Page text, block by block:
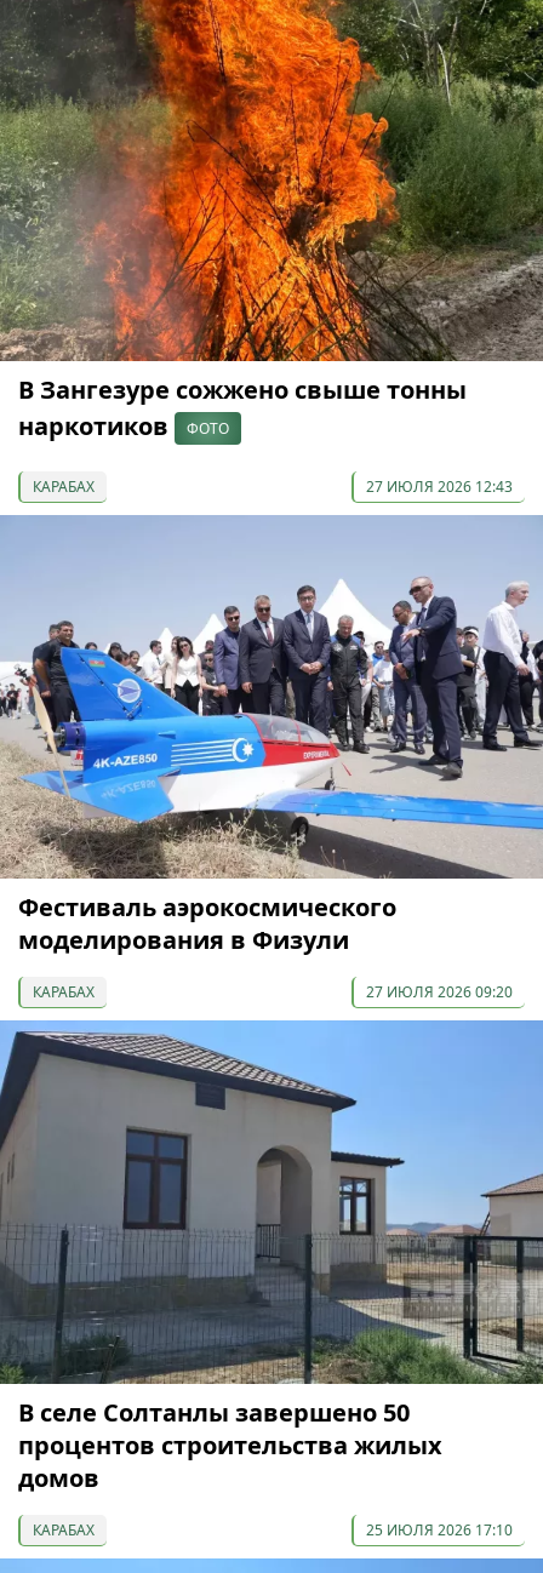
В Зангезуре сожжено свыше тонны
наркотиков
ФОТО
КАРАБАХ 27 ИЮЛЯ 2026 12:43
Фестиваль аэрокосмического
моделирования в Физули
КАРАБАХ 27 ИЮЛЯ 2026 09:20
В селе Солтанлы завершено 50
процентов строительства жилых
домов
КАРАБАХ 25 ИЮЛЯ 2026 17:10